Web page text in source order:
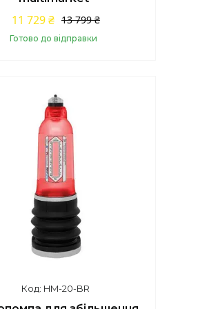
13 799 ₴
11 729 ₴
Готово до відправки
HM-20-BR